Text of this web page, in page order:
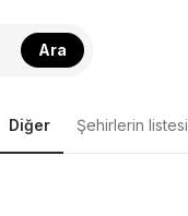
Ara
Diğer Şehirlerin listesi